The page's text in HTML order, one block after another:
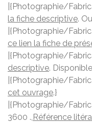
|{Photographie/
la fiche descriptive.
|{Photographie/
ce lien la fiche de
|{Photographie/
descriptive.
|{Photographie/
cet ouvrage.}
|{Photographie/
3600 ., Référence